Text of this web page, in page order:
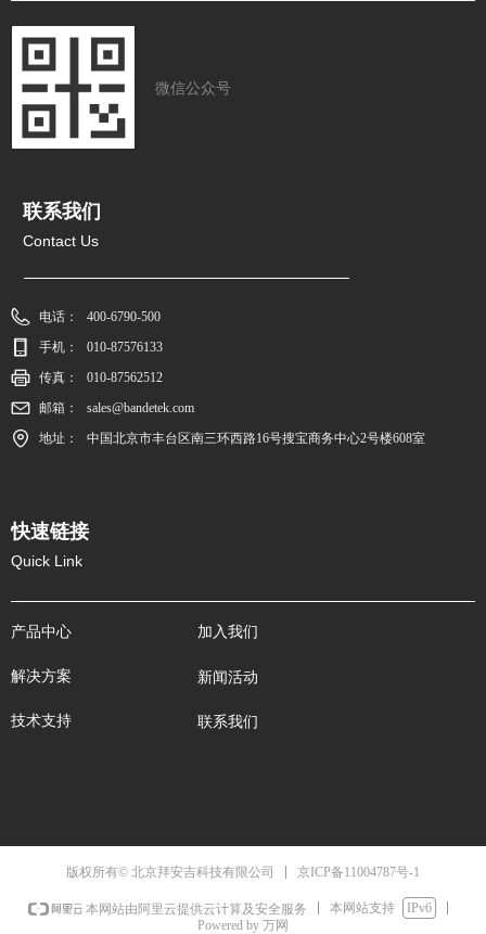
电话：
400-6790-500
手机：
010-87576133
传真：
010-87562512
邮箱：
sales@bandetek.com
地址：
中国北京市丰台区南三环西路16号搜宝商务中心2号楼608室
联系我们
Contact Us
快速链接
Quick Link
产品中心
解决方案
技术支持
加入我们
新闻活动
联系我们
微信公众号
版权所有© 北京拜安吉科技有限公司 京ICP备11004787号-1
本网站由阿里云提供云计算及安全服务 本网站支持
IPv6
Powered by 万网